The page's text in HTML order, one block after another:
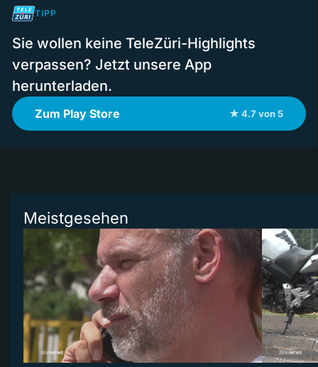
TIPP
Sie wollen keine TeleZüri-Highlights
verpassen? Jetzt unsere App
herunterladen.
Zum Play Store ★ 4.7 von 5
Meistgesehen